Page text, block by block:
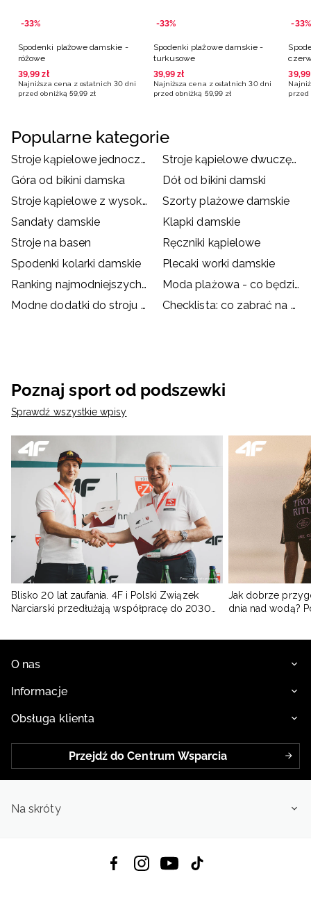
-33%
Spodenki plażowe damskie -
różowe
39,99 zł
Najniższa cena z ostatnich 30 dni
przed obniżką 59,99 zł
-33%
Spodenki plażowe damskie -
turkusowe
39,99 zł
Najniższa cena z ostatnich 30 dni
przed obniżką 59,99 zł
-33%
39,99
przed
Popularne kategorie
Stroje kąpielowe jednoczęściowe damskie
Stroje kąpielowe dwuczęściowe damskie
Góra od bikini damska
Dół od bikini damski
Stroje kąpielowe z wysokim stanem
Szorty plażowe damskie
Sandały damskie
Klapki damskie
Stroje na basen
Ręczniki kąpielowe
Spodenki kolarki damskie
Plecaki worki damskie
Ranking najmodniejszych strojów kąpielowych
Moda plażowa - co będzie hitem wakacji?
Modne dodatki do stroju kąpielowego
Checklista: co zabrać na basen?
Poznaj sport od podszewki
Sprawdź wszystkie wpisy
Blisko 20 lat zaufania. 4F i Polski Związek
Narciarski przedłużają współpracę do 2030
Jak dobrze
dnia nad wodą?
O nas
Informacje
Obsługa klienta
Przejdź do Centrum Wsparcia
Na skróty